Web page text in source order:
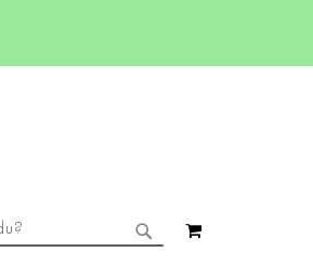
SUCHE